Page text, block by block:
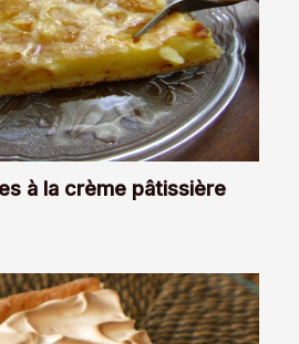
à la crème pâtissière